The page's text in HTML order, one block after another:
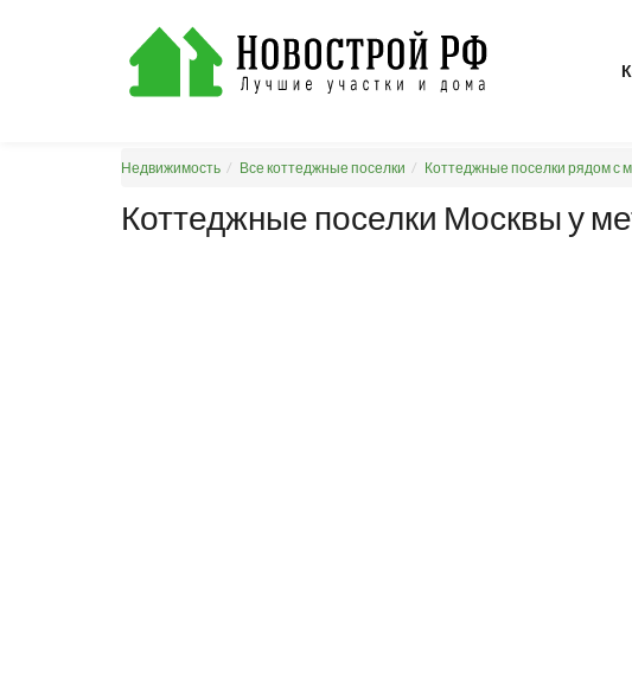
Недвижимость Все коттеджные поселки Коттеджные поселки рядом с
Коттеджные поселки Москвы у